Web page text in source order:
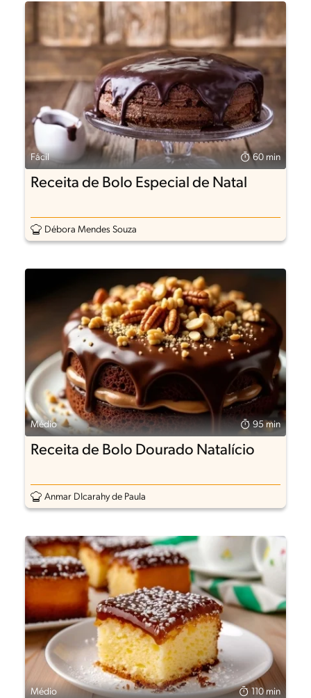
Fácil 60 min
Receita de Bolo Especial de Natal
Débora Mendes Souza
Médio 95 min
Receita de Bolo Dourado Natalício
Anmar DIcarahy de Paula
Médio 110 min